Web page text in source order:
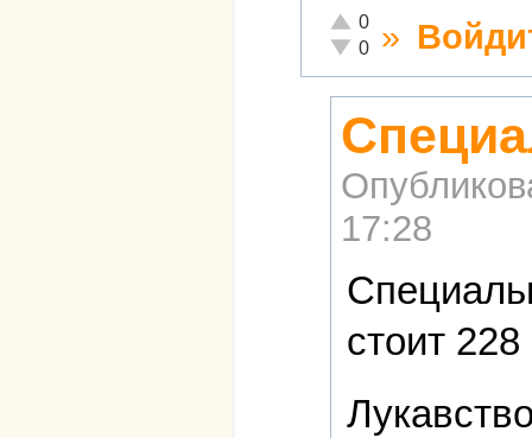
Отлично!
0
Неадекватно!
0 »
17:28
стоит